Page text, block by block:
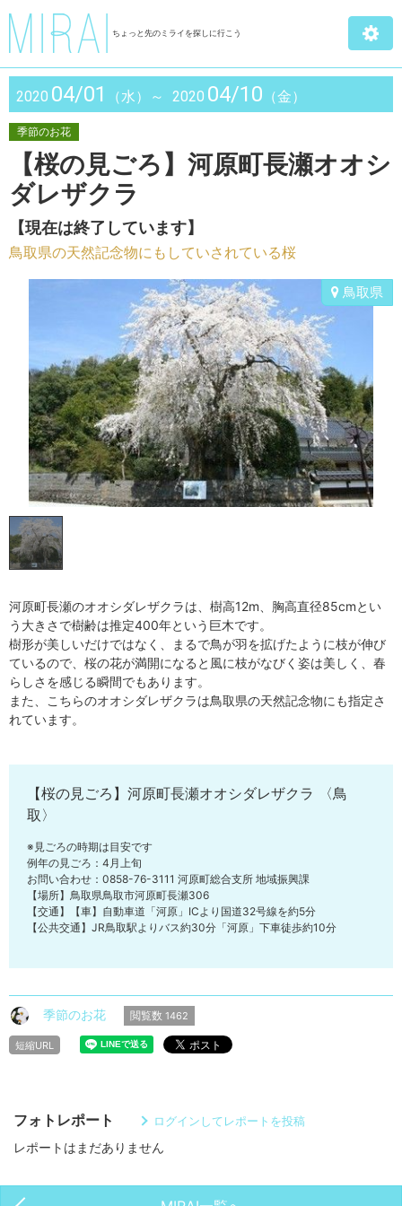
ちょっと先のミライを探しに行こう
2020 04/01 （水）～ 2020 04/10 （金）
季節のお花
【桜の見ごろ】河原町長瀬オオシ
ダレザクラ
【現在は終了しています】
鳥取県の天然記念物にもしていされている桜
鳥取県
河原町長瀬のオオシダレザクラは、樹高12m、胸高直径85cmとい
う大きさで樹齢は推定400年という巨木です。
樹形が美しいだけではなく、まるで鳥が羽を拡げたように枝が伸び
ているので、桜の花が満開になると風に枝がなびく姿は美しく、春
らしさを感じる瞬間でもあります。
また、こちらのオオシダレザクラは鳥取県の天然記念物にも指定さ
れています。
【桜の見ごろ】河原町長瀬オオシダレザクラ 〈鳥
取〉
※見ごろの時期は目安です
例年の見ごろ：4月上旬
お問い合わせ：0858-76-3111 河原町総合支所 地域振興課
【場所】鳥取県鳥取市河原町長瀬306
【交通】【車】自動車道「河原」ICより国道32号線を約5分
【公共交通】JR鳥取駅よりバス約30分「河原」下車徒歩約10分
季節のお花 閲覧数 1462
短縮URL
フォトレポート ログインしてレポートを投稿
レポートはまだありません